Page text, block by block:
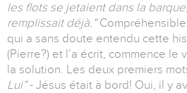
les flots se jetaient dans la
remplissait déjà.”Compréhensible
qui a sans doute entendu cette
(Pierre?) et l’a écrit, commence le
la solution. Les deux premiers
Lui”- Jésus était à bord! Oui, il y